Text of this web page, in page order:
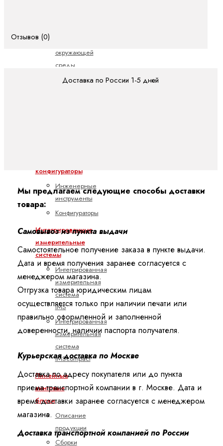
окружающей
среды
Паспорта
конфигураторы
Инженерные
инструменты
Конфигураторы
Интегрированные
измерительные
системы
Интегрированная
измерительная
система
IMS
Интегрированная
измерительная
система
IMScompact
Линейные
винтовые
блоки
Описание
продукции
Сборки
Отзывов (0)
Доставка по России 1-5 дней
Мы предлагаем следующие способы доставки
товара:
Самовывоз из пункта выдачи
Самостоятельное получение заказа в пункте выдачи.
Дата и время получения заранее согласуется с
менеджером магазина.
Отгрузка товара юридическим лицам
осуществляется только при наличии печати или
правильно оформленной и заполненной
доверенности, наличии паспорта получателя.
Курьерская доставка по Москве
Доставка по адресу покупателя или до пункта
приема транспортной компании в г. Москве. Дата и
время доставки заранее согласуется с менеджером
магазина.
Доставка транспортной компанией по России